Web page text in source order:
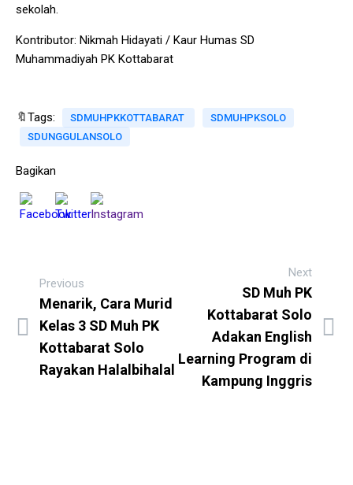
sekolah.
Kontributor: Nikmah Hidayati / Kaur Humas SD
Muhammadiyah PK Kottabarat
🔖Tags: SDMUHPKKOTTABARAT
SDMUHPKSOLO
SDUNGGULANSOLO
Bagikan
Previous
Menarik, Cara Murid
Kelas 3 SD Muh PK
Kottabarat Solo
Rayakan Halalbihalal
Next
SD Muh PK
Kottabarat Solo
Adakan English
Learning Program di
Kampung Inggris